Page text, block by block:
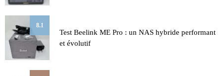
8.1
Test Beelink ME Pro : un NAS hybride performant
et évolutif